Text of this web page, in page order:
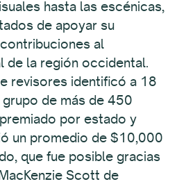
hasta las escénicas,
de apoyar su
al
de la región occidental.
revisores identificó a 18
de más de 450
por estado y
un promedio de $10,000
que fue posible gracias
Scott de